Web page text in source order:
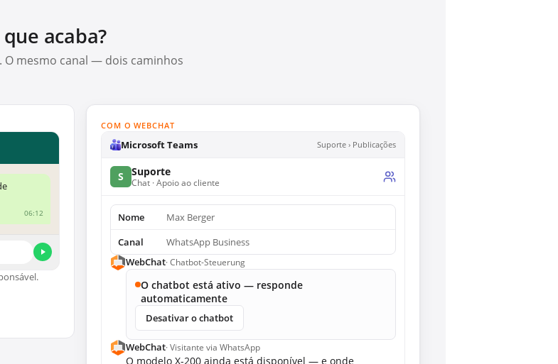
acaba?
O mesmo canal — dois caminhos
06:12
COM O WEBCHAT
Microsoft Teams Suporte › Publicações
S Suporte
Chat · Apoio ao cliente
Nome
Max Berger
Canal
WhatsApp Business
WebChat· Chatbot-Steuerung
O chatbot está ativo — responde
automaticamente
Desativar o chatbot
WebChat· Visitante via WhatsApp
O modelo X-200 ainda está disponível — e onde